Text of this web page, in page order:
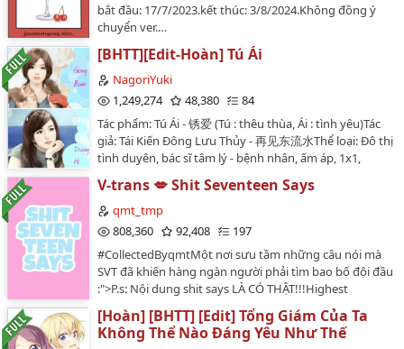
cùng thê thảm.Ngoài ra, trong tương lai, người con cả
của anh sẽ trở thành boss, người con thứ đóng vai
nhân vật nam độc ác, ngay cả cô con út cũng có tâm tư
xảo trá, là một bia đỡ đạn vô học.Giang Đường vô cùng
sốt ruột, nếu như cô thật sự là vợ của nhân vật phản
diện thì dựa theo cốt truyện, một năm sau cô sẽ bị
bệnh qua đời.Giang Đường nhìn người chồng phản
diện, xoa tay nói: "Người anh em, chúng ta ly hôn đi,
con cái thuộc về anh, tôi lấy tài sản là được rồi."Người
chồng phản diện: ???(1): Otome game là một video
game dựa theo cốt truyện chính là phát triển một mối
quan hệ lãng mạn giữa nhân vật nữ chính và một
trong vài nhân vật nam, hay đôi lúc là một vài nhân vật
nữ.…
bắt đầu: 17/7/2023.kết thúc: 3/8/2024.Không đồng ý
chuyển ver.…
[BHTT][Edit-Hoàn] Tú Ái
NagoriYuki
1,249,274
48,380
84
Tác phẩm: Tú Ái - 锈爱 (Tú : thêu thùa, Ái : tình yêu)Tác
giả: Tái Kiến Đông Lưu Thủy - 再见东流水Thể loại: Đô thị
tình duyên, bác sĩ tâm lý - bệnh nhân, ấm áp, 1x1,
Giang Bình x Dương HiNhân vật phụ: Sở An, Trương Tử
Thanh, Phương Bồi…
V-trans 💋 Shit Seventeen Says
qmt_tmp
808,360
92,408
197
#CollectedByqmtMột nơi sưu tầm những câu nói mà
SVT đã khiến hàng ngàn người phải tìm bao bố đội đầu
:">P.s: Nội dung shit says LÀ CÓ THẬT!!!Highest
ranking: #1 in Random ( 11/1/17 )#69 in Random
(20/2/17)(!) Nghiêm cấm reup ko có sự cho phép của
tôi.(!) Nguồn sưu tầm, credit to the owner.…
[Hoàn] [BHTT] [Edit] Tổng Giám Của Ta
Không Thể Nào Đáng Yêu Như Thế